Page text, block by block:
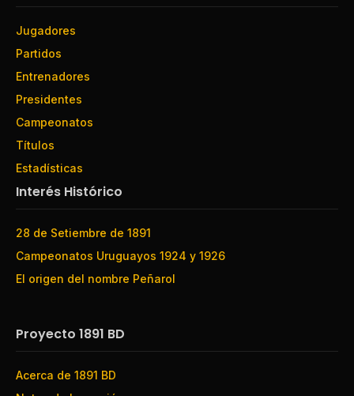
Jugadores
Partidos
Entrenadores
Presidentes
Campeonatos
Títulos
Estadísticas
Interés Histórico
28 de Setiembre de 1891
Campeonatos Uruguayos 1924 y 1926
El origen del nombre Peñarol
Proyecto 1891 BD
Acerca de 1891 BD